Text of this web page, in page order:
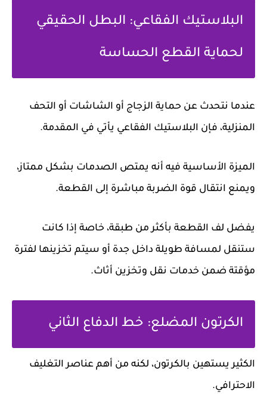
البلاستيك الفقاعي: البطل الحقيقي
لحماية القطع الحساسة
عندما نتحدث عن حماية الزجاج أو الشاشات أو التحف
المنزلية، فإن البلاستيك الفقاعي يأتي في المقدمة.
الميزة الأساسية فيه أنه يمتص الصدمات بشكل ممتاز،
ويمنع انتقال قوة الضربة مباشرة إلى القطعة.
يفضل لف القطعة بأكثر من طبقة، خاصة إذا كانت
ستنقل لمسافة طويلة داخل جدة أو سيتم تخزينها لفترة
مؤقتة ضمن خدمات نقل وتخزين أثاث.
الكرتون المضلع: خط الدفاع الثاني
الكثير يستهين بالكرتون، لكنه من أهم عناصر التغليف
الاحترافي.